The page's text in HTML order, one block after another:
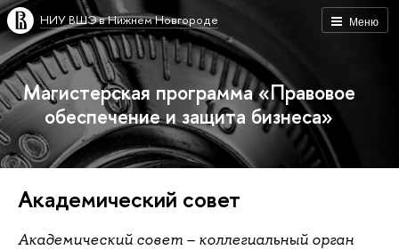
Меню
НИУ ВШЭ в Нижнем Новгороде
Магистерская программа «Правовое
обеспечение и защита бизнеса»
Академический совет
Академический совет – коллегиальный орган